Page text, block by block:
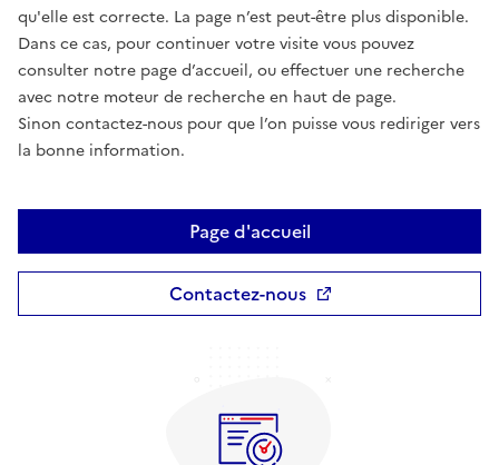
qu'elle est correcte. La page n’est peut-être plus disponible.
Dans ce cas, pour continuer votre visite vous pouvez
consulter notre page d’accueil, ou effectuer une recherche
avec notre moteur de recherche en haut de page.
Sinon contactez-nous pour que l’on puisse vous rediriger vers
la bonne information.
Page d'accueil
Contactez-nous